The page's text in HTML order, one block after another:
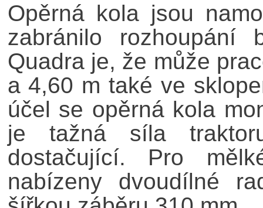
Opěrná kola jsou
zabránilo rozhoupání
Quadra je, že může
a 4,60 m také ve
účel se opěrná kola
je tažná síla
dostačující. Pro
nabízeny dvoudílné